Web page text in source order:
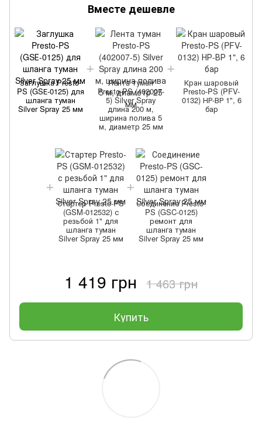
Вместе дешевле
Заглушка Presto-
PS (GSЕ-0125) для
шланга туман
Silver Spray 25 мм
Лента туман
Presto-PS (402007-
5) Silver Spray
длина 200 м,
ширина полива 5
м, диаметр 25 мм
Кран шаровый
Presto-PS (PFV-
0132) НР-ВР 1", 6
бар
Стартер Presto-PS
(GSM-012532) с
резьбой 1" для
шланга туман
Silver Spray 25 мм
Соединение Presto-
PS (GSC-0125)
ремонт для
шланга туман
Silver Spray 25 мм
1 419 грн 1 463 грн
Купить